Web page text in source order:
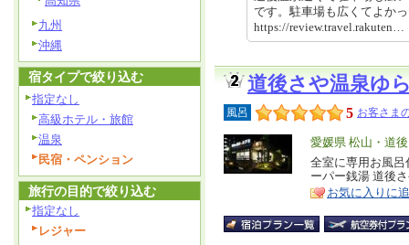
です。駐車場も広くてよか
https://
道後さや温泉ゆ
風呂 5 お客さま
エ
リ
ア
愛媛県 松山・道後
特
徴
全室に専用お風
ーパー銭湯 道後
お気に入りに
九州
沖縄
宿タイプで絞り込む
指定なし
高級ホテル・旅館
温泉
民宿・ペンション
旅行の目的で絞り込む
指定なし
レジャー